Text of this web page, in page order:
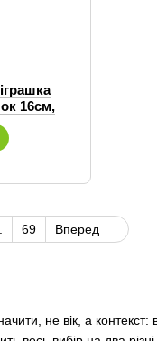
не вік, а контекст:
16см,
69 Вперед